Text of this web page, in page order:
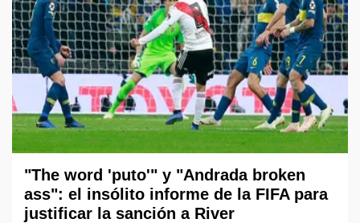
"The word 'puto'" y "Andrada broken
ass": el insólito informe de la FIFA para
justificar la sanción a River